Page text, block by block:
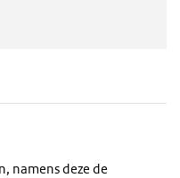
namens deze de